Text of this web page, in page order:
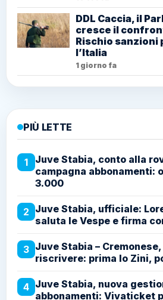
DDL Caccia, il
cresce il
Rischio sanzioni
l’Italia
1 giorno fa
PIÙ LETTE
1
Juve Stabia, conto alla
campagna abbonamenti:
3.000
2 Juve Stabia, ufficiale:
saluta le Vespe e firma
3 Juve Stabia –
riscrivere: prima lo Zini,
4 Juve Stabia, nuova
abbonamenti: Vivaticket